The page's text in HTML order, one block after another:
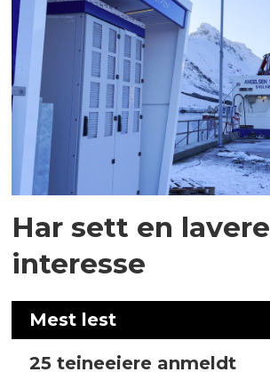
Har sett en lavere
interesse
Mest lest
25 teineeiere anmeldt